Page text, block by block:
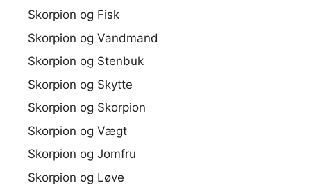
Skorpion og Fisk
Skorpion og Vandmand
Skorpion og Stenbuk
Skorpion og Skytte
Skorpion og Skorpion
Skorpion og Vægt
Skorpion og Jomfru
Skorpion og Løve